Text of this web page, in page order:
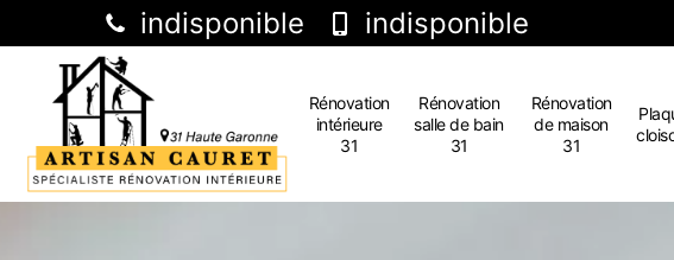
indisponible indisponible
Rénovation
intérieure
31
Rénovation
salle de bain
31
Rénovation
de maison
31